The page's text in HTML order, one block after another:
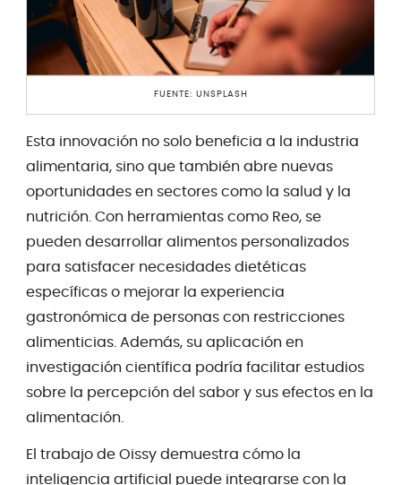
FUENTE: UNSPLASH
Esta innovación no solo beneficia a la industria
alimentaria, sino que también abre nuevas
oportunidades en sectores como la salud y la
nutrición. Con herramientas como Reo, se
pueden desarrollar alimentos personalizados
para satisfacer necesidades dietéticas
específicas o mejorar la experiencia
gastronómica de personas con restricciones
alimenticias. Además, su aplicación en
investigación científica podría facilitar estudios
sobre la percepción del sabor y sus efectos en la
alimentación.
El trabajo de Oissy demuestra cómo la
inteligencia artificial puede integrarse con la